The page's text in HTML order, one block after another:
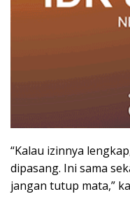
“Kalau izinnya
dipasang. Ini sama
jangan tutup mata,”